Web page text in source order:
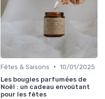
Fêtes & Saisons • 10/01/2025
Les bougies parfumées de
Noël : un cadeau envoûtant
pour les fêtes